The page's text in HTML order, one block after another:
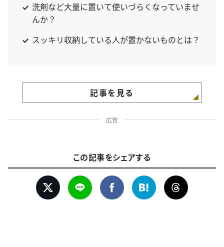
洗剤など大量に置いて使いづらくなっていませ
んか？
スッキリ収納している人が置かないものとは？
記事を見る
広告
この記事をシェアする